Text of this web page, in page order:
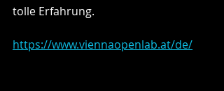
tolle Erfahrung.
https://www.viennaopenlab.at/de/